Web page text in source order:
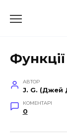
до
АВТОР
J. G. (Джей
КОМЕНТАРІ
0